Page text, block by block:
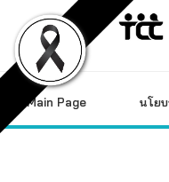
content
Main Page นโย